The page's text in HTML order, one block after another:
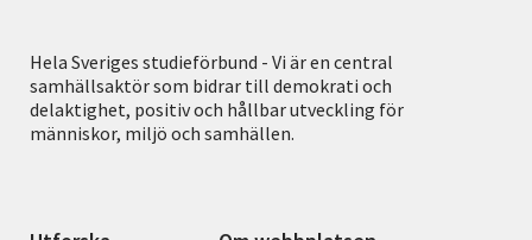
Hela Sveriges studieförbund - Vi är en central
samhällsaktör som bidrar till demokrati och
delaktighet, positiv och hållbar utveckling för
människor, miljö och samhällen.